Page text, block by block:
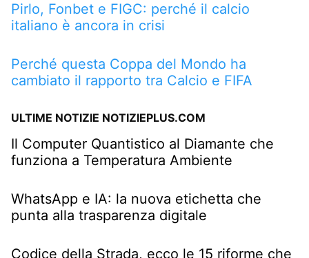
Pirlo, Fonbet e FIGC: perché il calcio
italiano è ancora in crisi
Perché questa Coppa del Mondo ha
cambiato il rapporto tra Calcio e FIFA
ULTIME NOTIZIE NOTIZIEPLUS.COM
Il Computer Quantistico al Diamante che
funziona a Temperatura Ambiente
WhatsApp e IA: la nuova etichetta che
punta alla trasparenza digitale
Codice della Strada, ecco le 15 riforme che